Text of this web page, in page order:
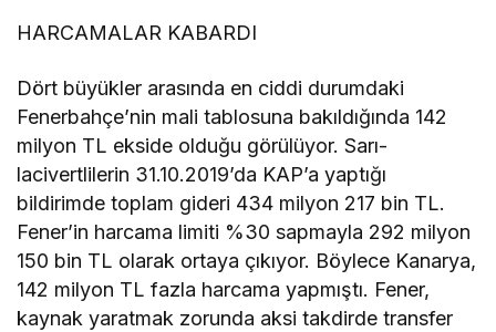
HARCAMALAR KABARDI
Dört büyükler arasında en ciddi durumdaki
Fenerbahçe’nin mali tablosuna bakıldığında 142
milyon TL ekside olduğu görülüyor. Sarı-
lacivertlilerin 31.10.2019’da KAP’a yaptığı
bildirimde toplam gideri 434 milyon 217 bin TL.
Fener’in harcama limiti %30 sapmayla 292 milyon
150 bin TL olarak ortaya çıkıyor. Böylece Kanarya,
142 milyon TL fazla harcama yapmıştı. Fener,
kaynak yaratmak zorunda aksi takdirde transfer